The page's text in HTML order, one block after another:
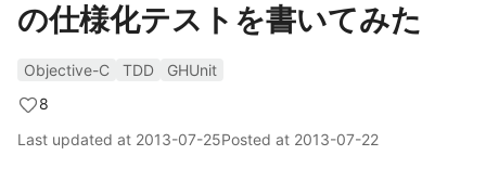
の仕様化テストを書いてみた
Objective-C TDD
GHUnit
8
Last updated at 2013-07-25Posted at 2013-07-22